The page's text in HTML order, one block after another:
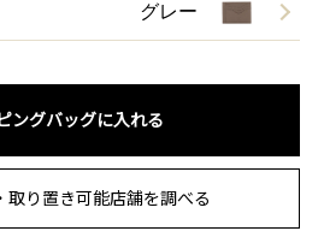
グレー
ングバッグに入れる
取り置き可能店舗を調べる